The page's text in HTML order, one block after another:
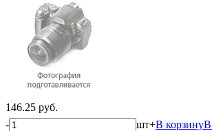
146.25 руб.
-
шт+В корзинуВ